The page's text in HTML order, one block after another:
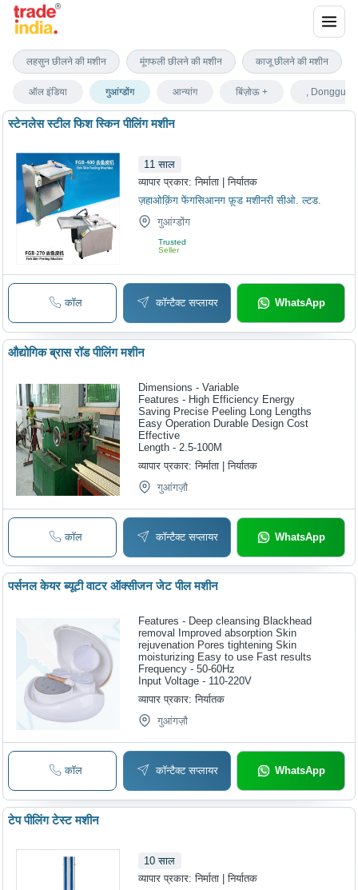
ऑल इंडिया गुआंग्डोंग आन्यांग बिंज़ोऊ + , Dongguan
स्टेनलेस स्टील फिश स्किन पीलिंग मशीन
11 साल
व्यापार प्रकार:निर्माता | निर्यातक
ज़हाओक़िंग फेंगसिआनग फ़ूड मशीनरी सीओ. ल्टड.
गुआंग्डोंग
Trusted
Seller
कॉल कॉन्टैक्ट सप्लायर WhatsApp
औद्योगिक ब्रास रॉड पीलिंग मशीन
Dimensions - Variable
Features - High Efficiency Energy
Saving Precise Peeling Long Lengths
Easy Operation Durable Design Cost
Effective
Length - 2.5-100M
व्यापार प्रकार:निर्माता | निर्यातक
गुआंगज़ौ
कॉल कॉन्टैक्ट सप्लायर WhatsApp
पर्सनल केयर ब्यूटी वाटर ऑक्सीजन जेट पील मशीन
Features - Deep cleansing Blackhead
removal Improved absorption Skin
rejuvenation Pores tightening Skin
moisturizing Easy to use Fast results
Frequency - 50-60Hz
Input Voltage - 110-220V
व्यापार प्रकार:निर्यातक
गुआंगज़ौ
कॉल कॉन्टैक्ट सप्लायर WhatsApp
टेप पीलिंग टेस्ट मशीन
10 साल
व्यापार प्रकार:निर्माता | निर्यातक
लहसुन छीलने की मशीन मूंगफली छीलने की मशीन काजू छीलने की मशीन